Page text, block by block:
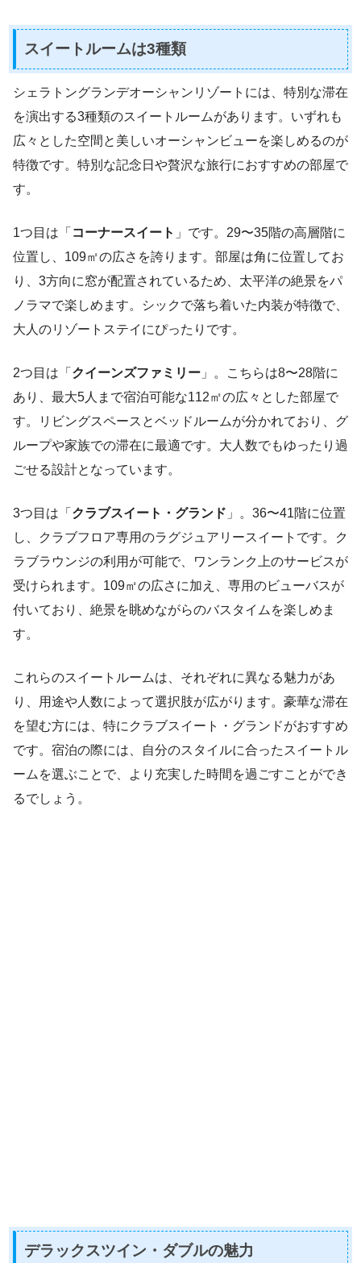
スイートルームは3種類
シェラトングランデオーシャンリゾートには、特別な滞在
を演出する3種類のスイートルームがあります。いずれも
広々とした空間と美しいオーシャンビューを楽しめるのが
特徴です。特別な記念日や贅沢な旅行におすすめの部屋で
す。
1つ目は「 コーナースイート 」です。29〜35階の高層階に
位置し、109㎡の広さを誇ります。部屋は角に位置してお
り、3方向に窓が配置されているため、太平洋の絶景をパ
ノラマで楽しめます。シックで落ち着いた内装が特徴で、
大人のリゾートステイにぴったりです。
2つ目は「 クイーンズファミリー 」。こちらは8〜28階に
あり、最大5人まで宿泊可能な112㎡の広々とした部屋で
す。リビングスペースとベッドルームが分かれており、グ
ループや家族での滞在に最適です。大人数でもゆったり過
ごせる設計となっています。
3つ目は「 クラブスイート・グランド 」。36〜41階に位置
し、クラブフロア専用のラグジュアリースイートです。ク
ラブラウンジの利用が可能で、ワンランク上のサービスが
受けられます。109㎡の広さに加え、専用のビューバスが
付いており、絶景を眺めながらのバスタイムを楽しめま
す。
これらのスイートルームは、それぞれに異なる魅力があ
り、用途や人数によって選択肢が広がります。豪華な滞在
を望む方には、特にクラブスイート・グランドがおすすめ
です。宿泊の際には、自分のスタイルに合ったスイートル
ームを選ぶことで、より充実した時間を過ごすことができ
るでしょう。
デラックスツイン・ダブルの魅力